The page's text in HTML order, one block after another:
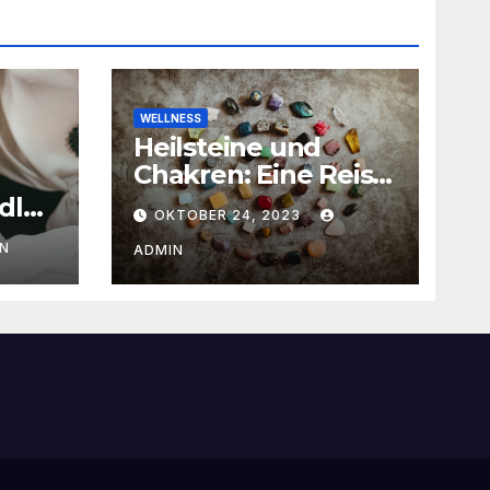
WELLNESS
Heilsteine und
Chakren: Eine Reise
zur inneren Balance
OKTOBER 24, 2023
ADMIN